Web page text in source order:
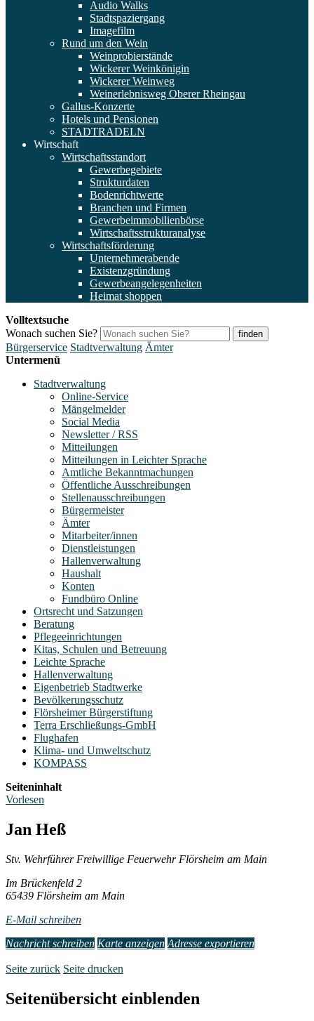
Audio Walks
Stadtspaziergang
Imagefilm
Rund um den Wein
Weinprobierstände
Wickerer Weinkönigin
Wickerer Weinweg
Weinerlebnisweg Oberer Rheingau
Gallus-Konzerte
Hotels und Pensionen
STADTRADELN
Wirtschaft
Wirtschaftsstandort
Gewerbegebiete
Strukturdaten
Bodenrichtwerte
Branchen und Firmen
Gewerbeimmobilienbörse
Wirtschaftsstrukturanalyse
Wirtschaftsförderung
Unternehmerabende
Existenzgründung
Gewerbeangelegenheiten
Heimat shoppen
Volltextsuche
Wonach suchen Sie?
finden
Bürgerservice Stadtverwaltung Ämter
Untermenü
Stadtverwaltung
Online-Service
Mängelmelder
Social Media
Newsletter / RSS
Mitteilungen
Mitteilungen in Leichter Sprache
Amtliche Bekanntmachungen
Öffentliche Ausschreibungen
Stellenausschreibungen
Bürgermeister
Ämter
Mitarbeiter/innen
Dienstleistungen
Hallenverwaltung
Haushalt
Konten
Fundbüro Online
Ortsrecht und Satzungen
Beratung
Pflegeeinrichtungen
Kitas, Schulen und Betreuung
Leichte Sprache
Hallenverwaltung
Eigenbetrieb Stadtwerke
Bevölkerungsschutz
Flörsheimer Bürgerstiftung
Terra Erschließungs-GmbH
Flughafen
Klima- und Umweltschutz
KOMPASS
Seiteninhalt
Vorlesen
Jan Heß
Stv. Wehrführer Freiwillige Feuerwehr Flörsheim am Main
Im Brückenfeld 2
65439 Flörsheim am Main
E-Mail schreiben
Nachricht schreiben Karte anzeigen Adresse exportieren
Seite zurück Seite drucken
Seitenübersicht einblenden